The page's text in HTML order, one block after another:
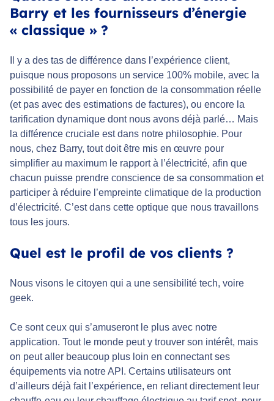
Barry et les fournisseurs d’énergie
« classique » ?
Il y a des tas de différence dans l’expérience client,
puisque nous proposons un service 100% mobile, avec la
possibilité de payer en fonction de la consommation réelle
(et pas avec des estimations de factures), ou encore la
tarification dynamique dont nous avons déjà parlé… Mais
la différence cruciale est dans notre philosophie. Pour
nous, chez Barry, tout doit être mis en œuvre pour
simplifier au maximum le rapport à l’électricité, afin que
chacun puisse prendre conscience de sa consommation et
participer à réduire l’empreinte climatique de la production
d’électricité. C’est dans cette optique que nous travaillons
tous les jours.
Quel est le profil de vos clients ?
Nous visons le citoyen qui a une sensibilité tech, voire
geek.
Ce sont ceux qui s’amuseront le plus avec notre
application. Tout le monde peut y trouver son intérêt, mais
on peut aller beaucoup plus loin en connectant ses
équipements via notre API. Certains utilisateurs ont
d’ailleurs déjà fait l’expérience, en reliant directement leur